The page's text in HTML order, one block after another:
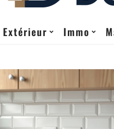
Extérieur Immo